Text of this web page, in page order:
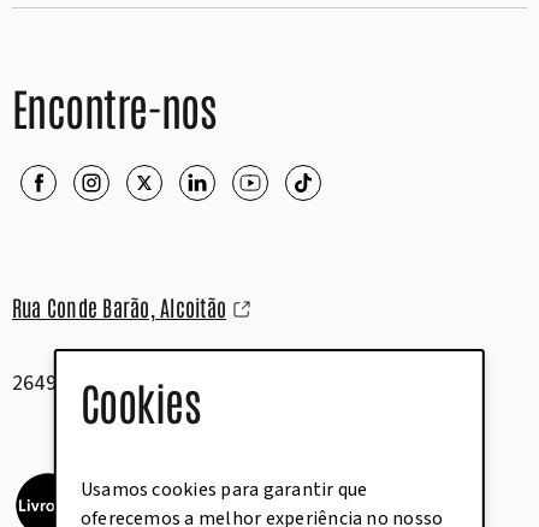
Cookies
Usamos cookies para garantir que
oferecemos a melhor experiência no nosso
Encontre-nos
Rua Conde Barão, Alcoitão
2649-506 Alcabideche